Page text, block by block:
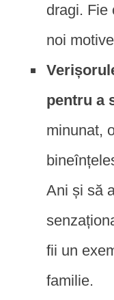
dragi. Fie
noi
pentru a
minunat,
Ani și să
fii un
familie.